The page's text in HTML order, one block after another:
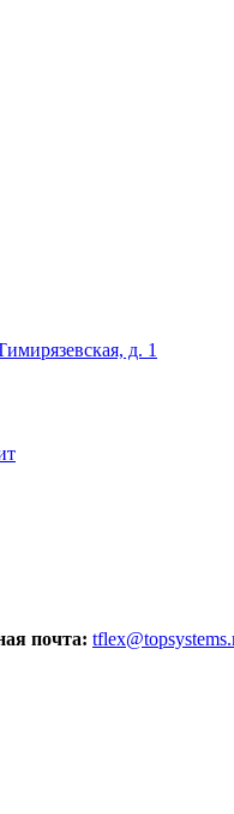
д. 1
почта: